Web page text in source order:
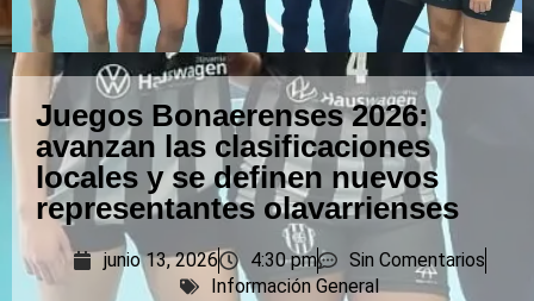
Juegos Bonaerenses 2026:
avanzan las clasificaciones
locales y se definen nuevos
representantes olavarrienses
junio 13, 2026 4:30 pm
Sin Comentarios
Información General